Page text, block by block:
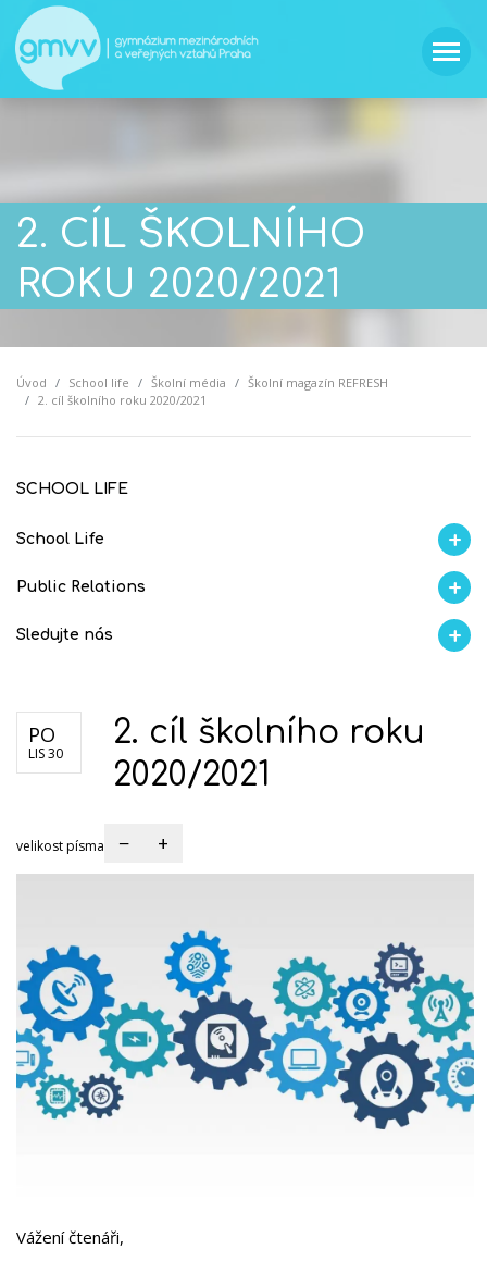
2. CÍL ŠKOLNÍHO
ROKU 2020/2021
Úvod School life Školní média
Školní magazín REFRESH
2. cíl školního roku 2020/2021
SCHOOL LIFE
School Life
Aktuality Proběhlo na GMVV AI Ambasador
Public Relations
Školní magazín REFRESH Soutěže
Sledujte nás
PO
LIS 30
2. cíl školního roku
2020/2021
velikost písma − +
Vážení čtenáři,